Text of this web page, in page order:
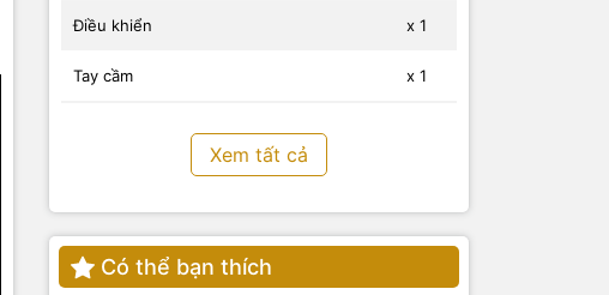
Điều khiển x 1
Tay cầm x 1
Hướng dẫn sử dụng
Xem tất cả
Có thể bạn thích